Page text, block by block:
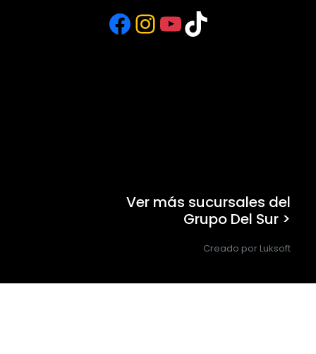
Facebook
Instagram
YouTube
TikTok
Ver más sucursales del
Grupo Del Sur >
Creado por Luksoft